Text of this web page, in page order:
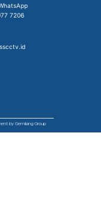
7206
by Gemilang Group